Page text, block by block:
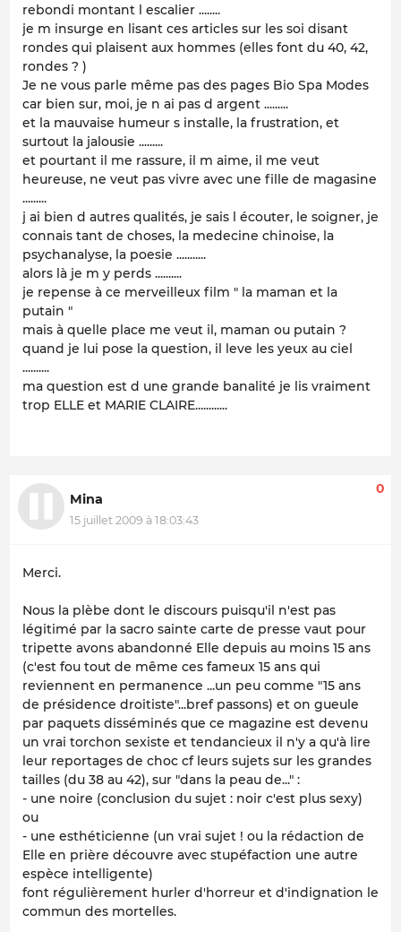
rebondi montant l escalier ........
je m insurge en lisant ces articles sur les soi disant
rondes qui plaisent aux hommes (elles font du 40, 42,
rondes ? )
Je ne vous parle même pas des pages Bio Spa Modes
car bien sur, moi, je n ai pas d argent .........
et la mauvaise humeur s installe, la frustration, et
surtout la jalousie .........
et pourtant il me rassure, il m aime, il me veut
heureuse, ne veut pas vivre avec une fille de magasine
.........
j ai bien d autres qualités, je sais l écouter, le soigner, je
connais tant de choses, la medecine chinoise, la
psychanalyse, la poesie ...........
alors là je m y perds ..........
je repense à ce merveilleux film " la maman et la
putain "
mais à quelle place me veut il, maman ou putain ?
quand je lui pose la question, il leve les yeux au ciel
..........
ma question est d une grande banalité je lis vraiment
trop ELLE et MARIE CLAIRE............
Mina
15 juillet 2009 à 18:03:43
0
Merci.
Nous la plèbe dont le discours puisqu'il n'est pas
légitimé par la sacro sainte carte de presse vaut pour
tripette avons abandonné Elle depuis au moins 15 ans
(c'est fou tout de même ces fameux 15 ans qui
reviennent en permanence ...un peu comme "15 ans
de présidence droitiste"...bref passons) et on gueule
par paquets disséminés que ce magazine est devenu
un vrai torchon sexiste et tendancieux il n'y a qu'à lire
leur reportages de choc cf leurs sujets sur les grandes
tailles (du 38 au 42), sur "dans la peau de..." :
- une noire (conclusion du sujet : noir c'est plus sexy)
ou
- une esthéticienne (un vrai sujet ! ou la rédaction de
Elle en prière découvre avec stupéfaction une autre
espèce intelligente)
font régulièrement hurler d'horreur et d'indignation le
commun des mortelles.